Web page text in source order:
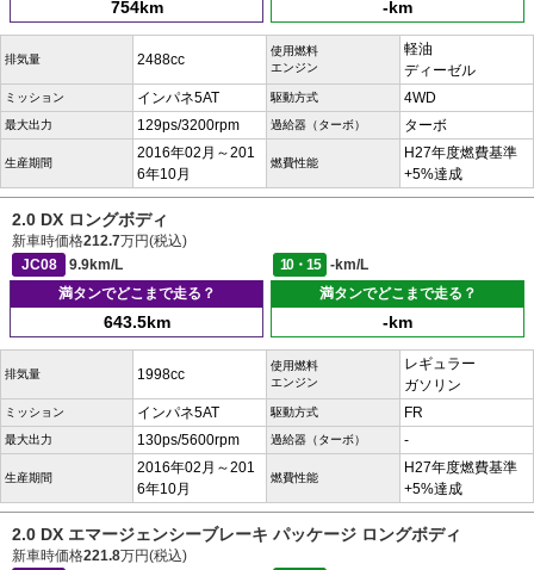
754km -km
排気量 2488cc
使用燃料
エンジン
軽油
ディーゼル
ミッション インパネ5AT 駆動方式 4WD
最大出力 129ps/3200rpm 過給器（ターボ） ターボ
生産期間
2016年02月～201
6年10月
燃費性能
H27年度燃費基準
+5%達成
2.0 DX ロングボディ
新車時価格212.7万円(税込)
JC08
9.9km/L 10・15
-km/L
満タンでどこまで走る？
643.5km
満タンでどこまで走る？
-km
排気量 1998cc
使用燃料
エンジン
レギュラー
ガソリン
ミッション インパネ5AT 駆動方式 FR
最大出力 130ps/5600rpm 過給器（ターボ） -
生産期間
2016年02月～201
6年10月
燃費性能
H27年度燃費基準
+5%達成
2.0 DX エマージェンシーブレーキ パッケージ ロングボディ
新車時価格221.8万円(税込)